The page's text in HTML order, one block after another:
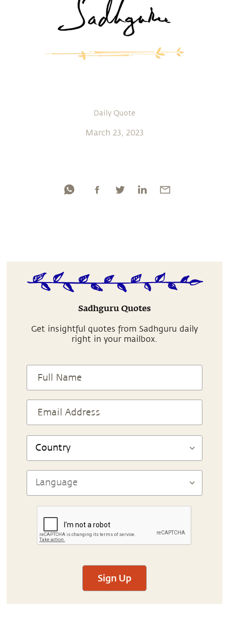
Daily Quote
March 23, 2023
Sadhguru Quotes
Get insightful quotes from Sadhguru daily
right in your mailbox.
Sign Up